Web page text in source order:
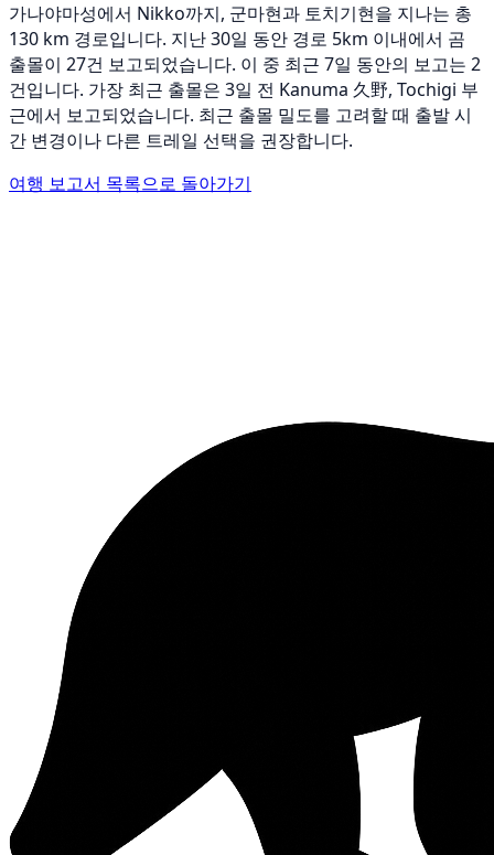
가나야마성에서 Nikko까지, 군마현과 토치기현을 지나는 총
130 km 경로입니다. 지난 30일 동안 경로 5km 이내에서 곰
출몰이 27건 보고되었습니다. 이 중 최근 7일 동안의 보고는 2
건입니다. 가장 최근 출몰은 3일 전 Kanuma 久野, Tochigi 부
근에서 보고되었습니다. 최근 출몰 밀도를 고려할 때 출발 시
간 변경이나 다른 트레일 선택을 권장합니다.
여행 보고서 목록으로 돌아가기